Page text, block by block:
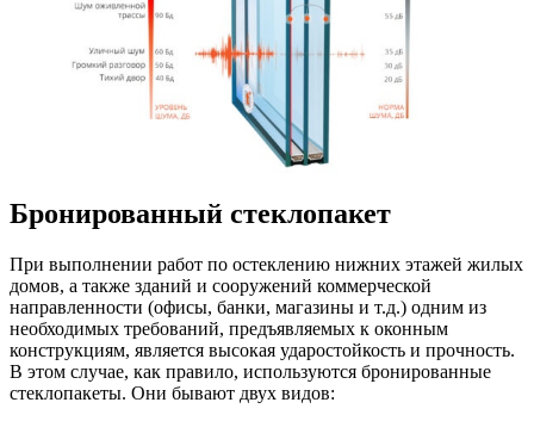
Бронированный стеклопакет
При выполнении работ по остеклению нижних этажей жилых
домов, а также зданий и сооружений коммерческой
направленности (офисы, банки, магазины и т.д.) одним из
необходимых требований, предъявляемых к оконным
конструкциям, является высокая ударостойкость и прочность.
В этом случае, как правило, используются бронированные
стеклопакеты. Они бывают двух видов: